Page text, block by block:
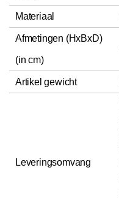
Materiaal
Afmetingen (HxBxD)
(in cm)
Artikel gewicht
Leveringsomvang